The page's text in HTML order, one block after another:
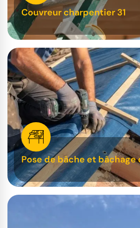
Couvreur charpentier 31
Pose de bâche et bâchage